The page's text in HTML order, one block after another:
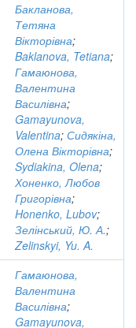
Бакланова,
Тетяна
Вікторівна;
Baklanova, Tetiana;
Гамаюнова,
Валентина
Василівна;
Gamayunova,
Valentina; Сидякіна,
Олена Вікторівна;
Sydiakina, Olena;
Хоненко, Любов
Григорівна;
Honenko, Lubov;
Зелінський, Ю. А.;
Zelinskyi, Yu. A.
Гамаюнова,
Валентина
Василівна;
Gamayunova,